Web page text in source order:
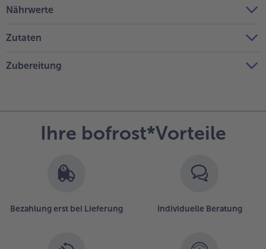
Nährwerte
Zutaten
Zubereitung
Ihre bofrost*Vorteile
Bezahlung erst bei Lieferung Individuelle Beratung